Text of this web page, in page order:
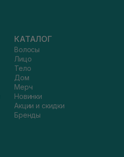
КАТАЛОГ
Волосы
Лицо
Тело
Дом
Мерч
Новинки
Акции и скидки
Бренды